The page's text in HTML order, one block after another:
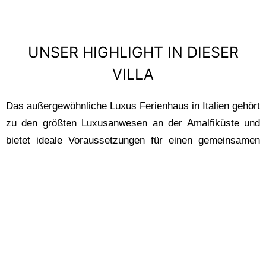
UNSER HIGHLIGHT IN DIESER
VILLA
Das außergewöhnliche Luxus Ferienhaus in Italien gehört
zu den größten Luxusanwesen an der Amalfiküste und
bietet ideale Voraussetzungen für einen gemeinsamen